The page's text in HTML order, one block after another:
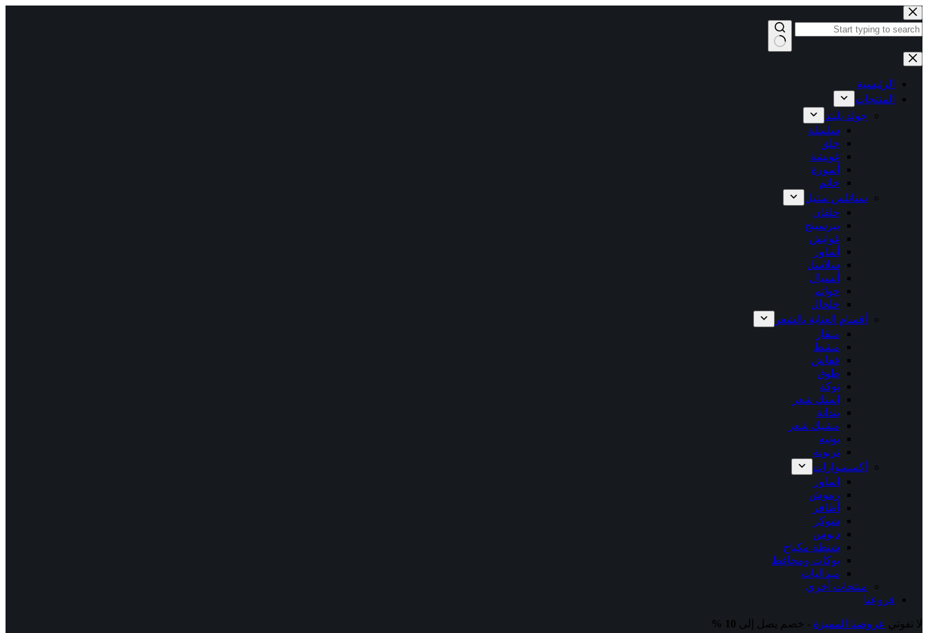
التجاوز
إلى
المحتوى
نتائج
الرئيسية
المنتجات
جولد بليتد
سلسلة
حلق
غويشة
أسورة
خاتم
ستانلس ستيل
حلقان
بيرسينج
غوايش
أساور
سلاسل
أنسيال
خواتم
خلخال
أقسام العناية بالشعر
منقار
مشط
قفاش
طوق
توكة
استك شعر
بندانة
مشبك شعر
بونيه
تربونة
أكسسوارات
اساور
رموش
أظافر
شوكر
دبوس
شنطة مكياج
بوكات ومحافظ
ميداليات
منتجات أخري
فروعنا
لا تفوتي عروضنا المميزة - خصم يصل إلى